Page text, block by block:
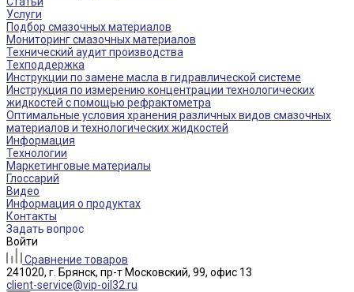
Услуги
Подбор смазочных материалов
Мониторинг смазочных материалов
Технический аудит производства
Техподдержка
Инструкции по замене масла в гидравлической системе
Инструкция по измерению концентрации технологических
жидкостей с помощью рефрактометра
Оптимальные условия хранения различных видов смазочных
материалов и технологических жидкостей
Информация
Технологии
Маркетинговые материалы
Глоссарий
Видео
Информация о продуктах
Контакты
Задать вопрос
Войти
Сравнение товаров
241020, г. Брянск, пр-т Московский, 99, офис 13
client-service@vip-oil32.ru